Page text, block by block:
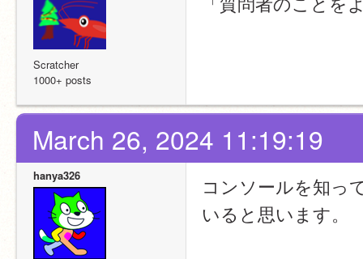
Scratcher
1000+ posts
March 26, 2024 11:19:19
hanya326
コンソールを知っ
いると思います。